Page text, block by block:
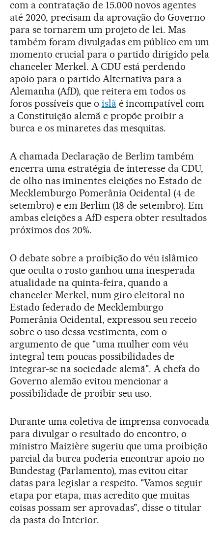
com a contratação de 15.000 novos agentes
até 2020, precisam da aprovação do Governo
para se tornarem um projeto de lei. Mas
também foram divulgadas em público em um
momento crucial para o partido dirigido pela
chanceler Merkel. A CDU está perdendo
apoio para o partido Alternativa para a
Alemanha (AfD), que reitera em todos os
foros possíveis que o islãé incompatível com
a Constituição alemã e propõe proibir a
burca e os minaretes das mesquitas.
A chamada Declaração de Berlim também
encerra uma estratégia de interesse da CDU,
de olho nas iminentes eleições no Estado de
Mecklemburgo Pomerânia Ocidental (4 de
setembro) e em Berlim (18 de setembro). Em
ambas eleições a AfD espera obter resultados
próximos dos 20%.
O debate sobre a proibição do véu islâmico
que oculta o rosto ganhou uma inesperada
atualidade na quinta-feira, quando a
chanceler Merkel, num giro eleitoral no
Estado federado de Mecklemburgo
Pomerânia Ocidental, expressou seu receio
sobre o uso dessa vestimenta, com o
argumento de que "uma mulher com véu
integral tem poucas possibilidades de
integrar-se na sociedade alemã". A chefa do
Governo alemão evitou mencionar a
possibilidade de proibir seu uso.
Durante uma coletiva de imprensa convocada
para divulgar o resultado do encontro, o
ministro Maizière sugeriu que uma proibição
parcial da burca poderia encontrar apoio no
Bundestag (Parlamento), mas evitou citar
datas para legislar a respeito. "Vamos seguir
etapa por etapa, mas acredito que muitas
coisas possam ser aprovadas", disse o titular
da pasta do Interior.